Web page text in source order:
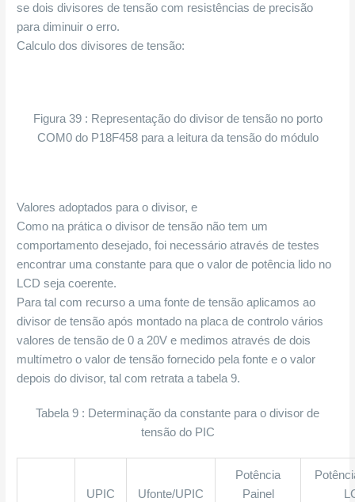
se dois divisores de tensão com resistências de precisão
para diminuir o erro.
Calculo dos divisores de tensão:
Figura 39 : Representação do divisor de tensão no porto
COM0 do P18F458 para a leitura da tensão do módulo
Valores adoptados para o divisor, e
Como na prática o divisor de tensão não tem um
comportamento desejado, foi necessário através de testes
encontrar uma constante para que o valor de potência lido no
LCD seja coerente.
Para tal com recurso a uma fonte de tensão aplicamos ao
divisor de tensão após montado na placa de controlo vários
valores de tensão de 0 a 20V e medimos através de dois
multímetro o valor de tensão fornecido pela fonte e o valor
depois do divisor, tal com retrata a tabela 9.
Tabela 9 : Determinação da constante para o divisor de
tensão do PIC
UPIC Ufonte/UPIC
Potência
Painel